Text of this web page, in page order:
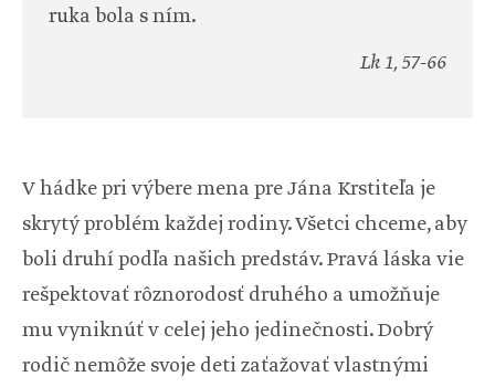
ruka bola s ním.
Lk 1, 57-66
V hádke pri výbere mena pre Jána Krstiteľa je
skrytý problém každej rodiny. Všetci chceme, aby
boli druhí podľa našich predstáv. Pravá láska vie
rešpektovať rôznorodosť druhého a umožňuje
mu vyniknúť v celej jeho jedinečnosti. Dobrý
rodič nemôže svoje deti zaťažovať vlastnými